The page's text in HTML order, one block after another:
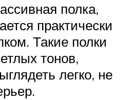
полка,
практически
Такие полки
тонов,
легко, не